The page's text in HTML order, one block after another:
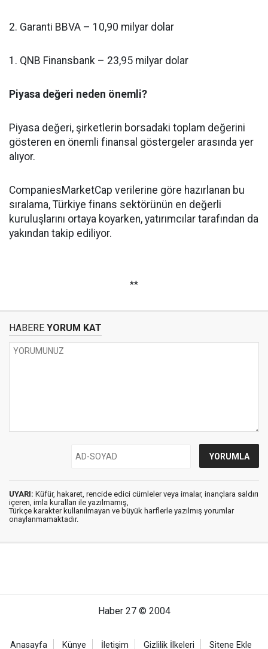
2. Garanti BBVA – 10,90 milyar dolar
1. QNB Finansbank – 23,95 milyar dolar
Piyasa değeri neden önemli?
Piyasa değeri, şirketlerin borsadaki toplam değerini
gösteren en önemli finansal göstergeler arasında yer
alıyor.
CompaniesMarketCap verilerine göre hazırlanan bu
sıralama, Türkiye finans sektörünün en değerli
kuruluşlarını ortaya koyarken, yatırımcılar tarafından da
yakından takip ediliyor.
**
HABERE YORUM KAT
UYARI: Küfür, hakaret, rencide edici cümleler veya imalar, inançlara saldırı
içeren, imla kuralları ile yazılmamış,
Türkçe karakter kullanılmayan ve büyük harflerle yazılmış yorumlar
onaylanmamaktadır.
Haber 27 © 2004
Anasayfa Künye İletişim Gizlilik İlkeleri Sitene Ekle